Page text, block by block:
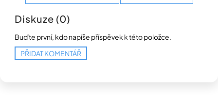
Diskuze (0)
Buďte první, kdo napíše příspěvek k této položce.
PŘIDAT KOMENTÁŘ